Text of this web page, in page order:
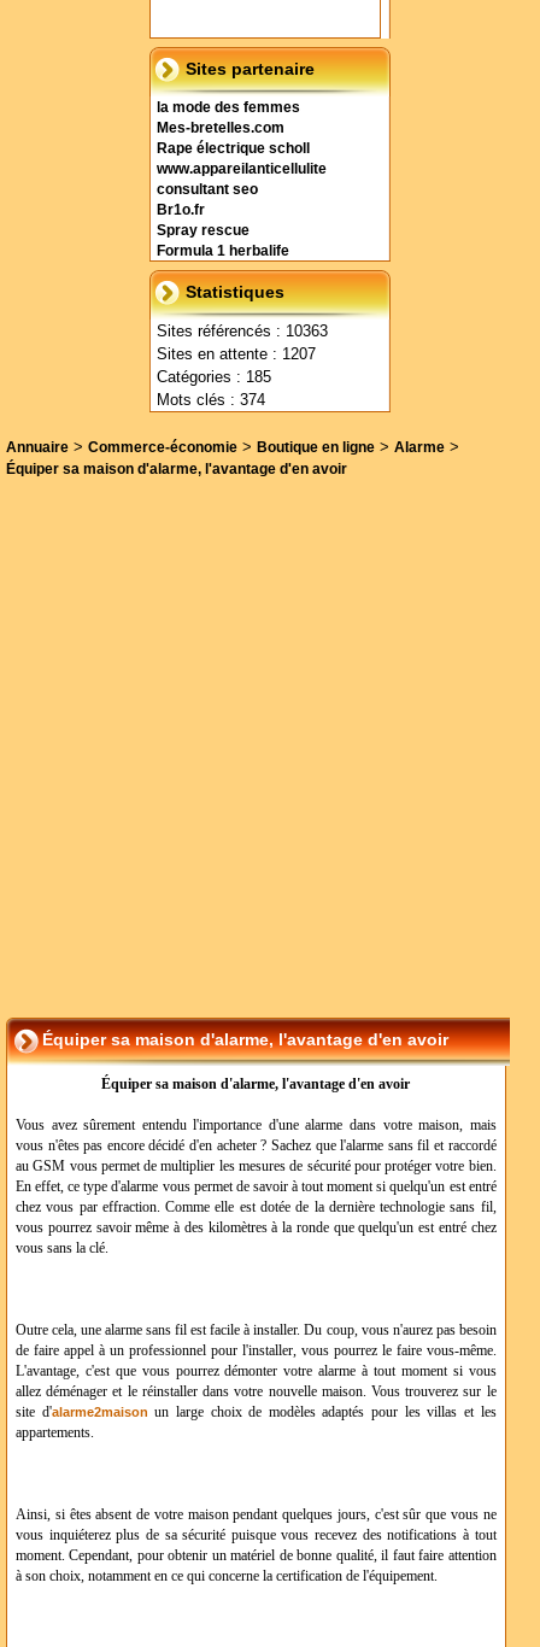
Sites partenaire
la mode des femmes
Mes-bretelles.com
Rape électrique scholl
www.appareilanticellulite
consultant seo
Br1o.fr
Spray rescue
Formula 1 herbalife
Statistiques
Sites référencés : 10363
Sites en attente : 1207
Catégories : 185
Mots clés : 374
Annuaire > Commerce-économie > Boutique en ligne > Alarme >
Équiper sa maison d'alarme, l'avantage d'en avoir
Équiper sa maison d'alarme, l'avantage d'en avoir
Équiper sa maison d'alarme, l'avantage d'en avoir
Vous avez sûrement entendu l'importance d'une alarme dans votre maison, mais
vous n'êtes pas encore décidé d'en acheter ? Sachez que l'alarme sans fil et raccordé
au GSM vous permet de multiplier les mesures de sécurité pour protéger votre bien.
En effet, ce type d'alarme vous permet de savoir à tout moment si quelqu'un est entré
chez vous par effraction. Comme elle est dotée de la dernière technologie sans fil,
vous pourrez savoir même à des kilomètres à la ronde que quelqu'un est entré chez
vous sans la clé.
Outre cela, une alarme sans fil est facile à installer. Du coup, vous n'aurez pas besoin
de faire appel à un professionnel pour l'installer, vous pourrez le faire vous-même.
L'avantage, c'est que vous pourrez démonter votre alarme à tout moment si vous
allez déménager et le réinstaller dans votre nouvelle maison. Vous trouverez sur le
site d'alarme2maison un large choix de modèles adaptés pour les villas et les
appartements.
Ainsi, si êtes absent de votre maison pendant quelques jours, c'est sûr que vous ne
vous inquiéterez plus de sa sécurité puisque vous recevez des notifications à tout
moment. Cependant, pour obtenir un matériel de bonne qualité, il faut faire attention
à son choix, notamment en ce qui concerne la certification de l'équipement.